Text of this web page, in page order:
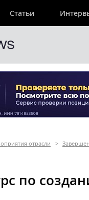
Статьи
отрасли >
по